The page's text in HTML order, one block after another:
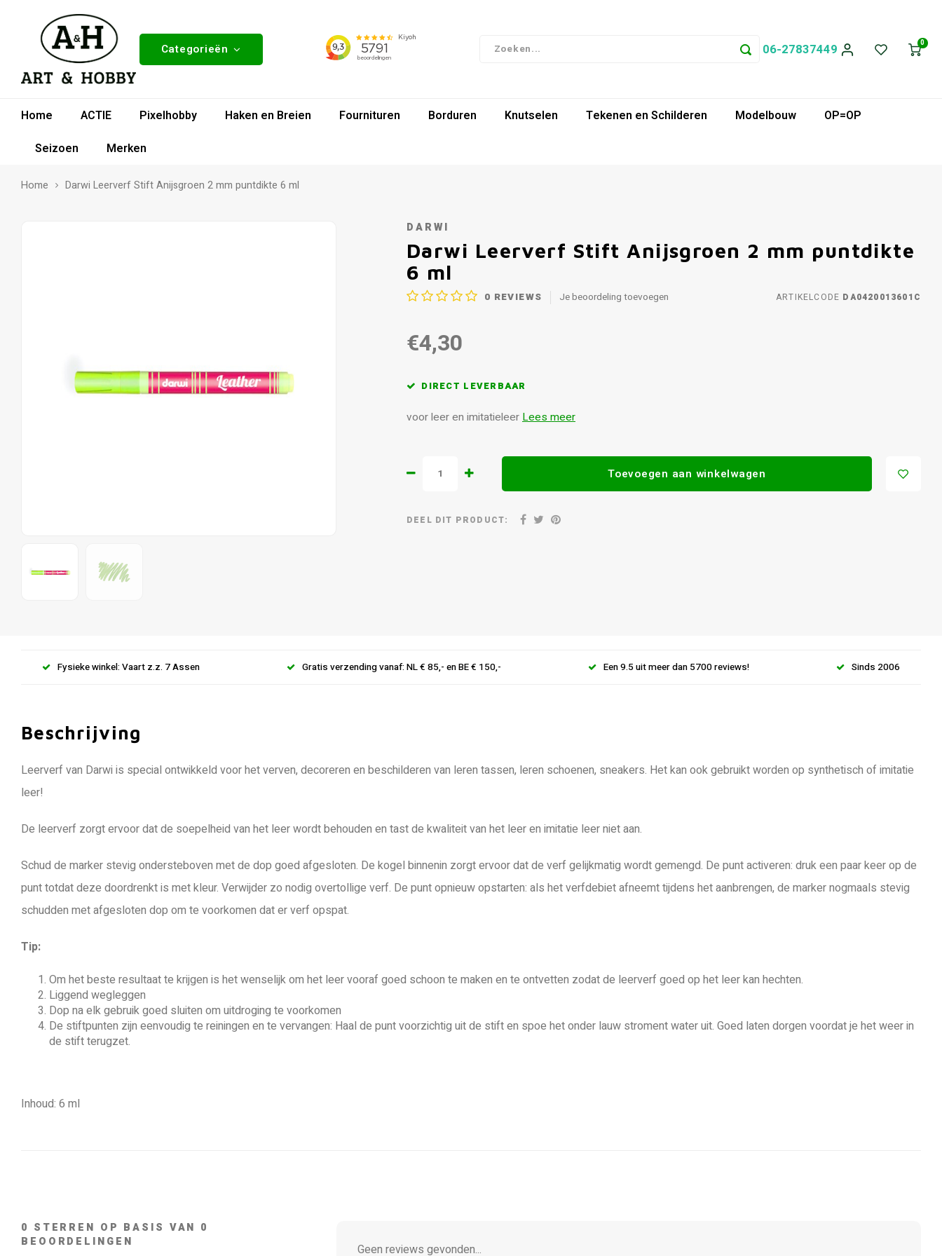
Categorieën 06-27837449 0
Home ACTIE Pixelhobby Haken en Breien Fournituren Borduren Knutselen Tekenen en Schilderen Modelbouw
OP=OP
Seizoen
Merken
Home Darwi Leerverf Stift Anijsgroen 2 mm puntdikte 6 ml
DARWI
Darwi Leerverf Stift Anijsgroen 2 mm puntdikte
6 ml
0 REVIEWS Je beoordeling toevoegen ARTIKELCODE DA0420013601C
€4,30
DIRECT LEVERBAAR
voor leer en imitatieleerLees meer
Toevoegen aan winkelwagen
DEEL DIT PRODUCT:
Fysieke winkel: Vaart z.z. 7 Assen Gratis verzending vanaf: NL € 85,- en BE € 150,- Een 9.5 uit meer dan 5700 reviews! Sinds 2006
Beschrijving
Leerverf van Darwi is special ontwikkeld voor het verven, decoreren en beschilderen van leren tassen, leren schoenen, sneakers. Het kan ook gebruikt worden op synthetisch of imitatie
leer!
De leerverf zorgt ervoor dat de soepelheid van het leer wordt behouden en tast de kwaliteit van het leer en imitatie leer niet aan.
Schud de marker stevig ondersteboven met de dop goed afgesloten. De kogel binnenin zorgt ervoor dat de verf gelijkmatig wordt gemengd. De punt activeren: druk een paar keer op de
punt totdat deze doordrenkt is met kleur. Verwijder zo nodig overtollige verf. De punt opnieuw opstarten: als het verfdebiet afneemt tijdens het aanbrengen, de marker nogmaals stevig
schudden met afgesloten dop om te voorkomen dat er verf opspat.
Tip:
Om het beste resultaat te krijgen is het wenselijk om het leer vooraf goed schoon te maken en te ontvetten zodat de leerverf goed op het leer kan hechten.
Liggend wegleggen
Dop na elk gebruik goed sluiten om uitdroging te voorkomen
De stiftpunten zijn eenvoudig te reiningen en te vervangen: Haal de punt voorzichtig uit de stift en spoe het onder lauw stroment water uit. Goed laten dorgen voordat je het weer in
de stift terugzet.
Inhoud: 6 ml
0 STERREN OP BASIS VAN 0
BEOORDELINGEN
Geen reviews gevonden...